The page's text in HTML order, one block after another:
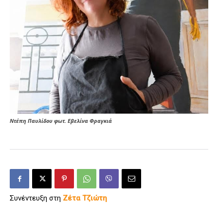
Ντέπη Παυλίδου φωτ. Εβελίνα Φραγκιά
Συνέντευξη στη Ζέτα Τζιώτη